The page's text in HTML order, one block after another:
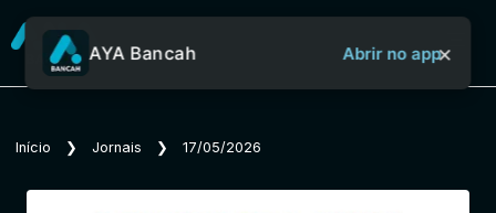
Sobre o Aya Bancah
AYA Bancah Abrir no app×
Início ❯ Jornais ❯ 17/05/2026